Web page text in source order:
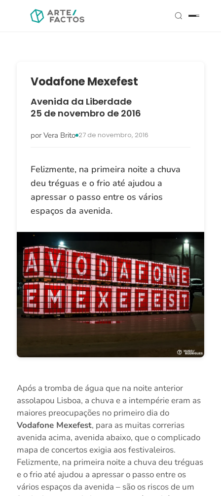
Vodafone Mexefest
Avenida da Liberdade
25 de novembro de 2016
por Vera Brito 27 de novembro, 2016
Felizmente, na primeira noite a chuva
deu tréguas e o frio até ajudou a
apressar o passo entre os vários
espaços da avenida.
Após a tromba de água que na noite anterior
assolapou Lisboa, a chuva e a intempérie eram as
maiores preocupações no primeiro dia do
Vodafone Mexefest, para as muitas correrias
avenida acima, avenida abaixo, que o complicado
mapa de concertos exigia aos festivaleiros.
Felizmente, na primeira noite a chuva deu tréguas
e o frio até ajudou a apressar o passo entre os
vários espaços da avenida – são os riscos de um